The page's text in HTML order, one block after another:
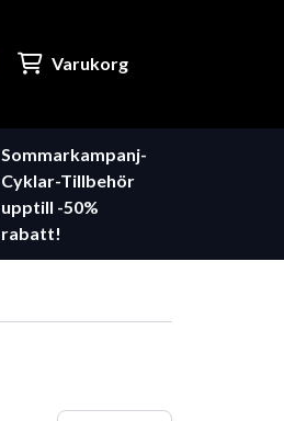
Varukorg
Sommarkampanj-
Cyklar-Tillbehör
upptill -50%
rabatt!